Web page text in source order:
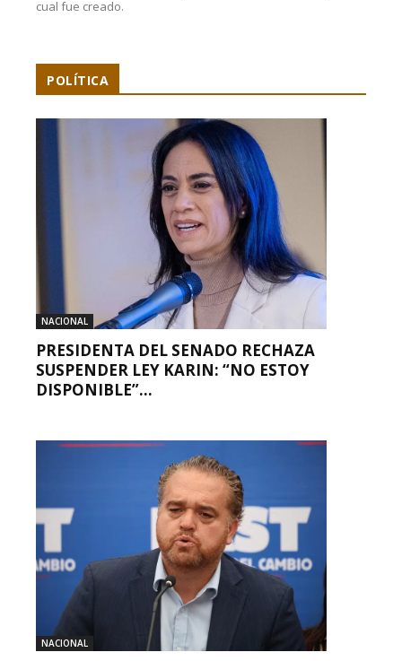
cual fue creado.
POLÍTICA
NACIONAL
PRESIDENTA DEL SENADO RECHAZA
SUSPENDER LEY KARIN: “NO ESTOY
DISPONIBLE”...
NACIONAL